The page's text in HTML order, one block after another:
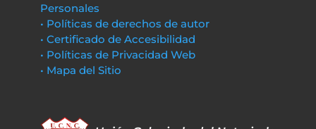
Personales
• Políticas de derechos de autor
• Certificado de Accesibilidad
• Políticas de Privacidad Web
• Mapa del Sitio